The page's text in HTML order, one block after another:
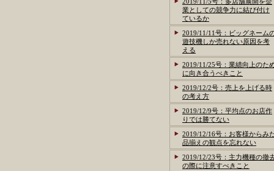
業としての競争力に結び付け
ているか
2019/11/11号：ビッグネーム
遊技機しか売れない原因を考
える
2019/11/25号：業績向上のた
に向き合うべきこと
2019/12/2号：売上を上げる時
の考え方
2019/12/9号：平均点のお店作
りでは勝てない
2019/12/16号：お客様からみ
品揃えの観点を忘れない
2019/12/23号：主力機種の撤
の際に注意すべきこと